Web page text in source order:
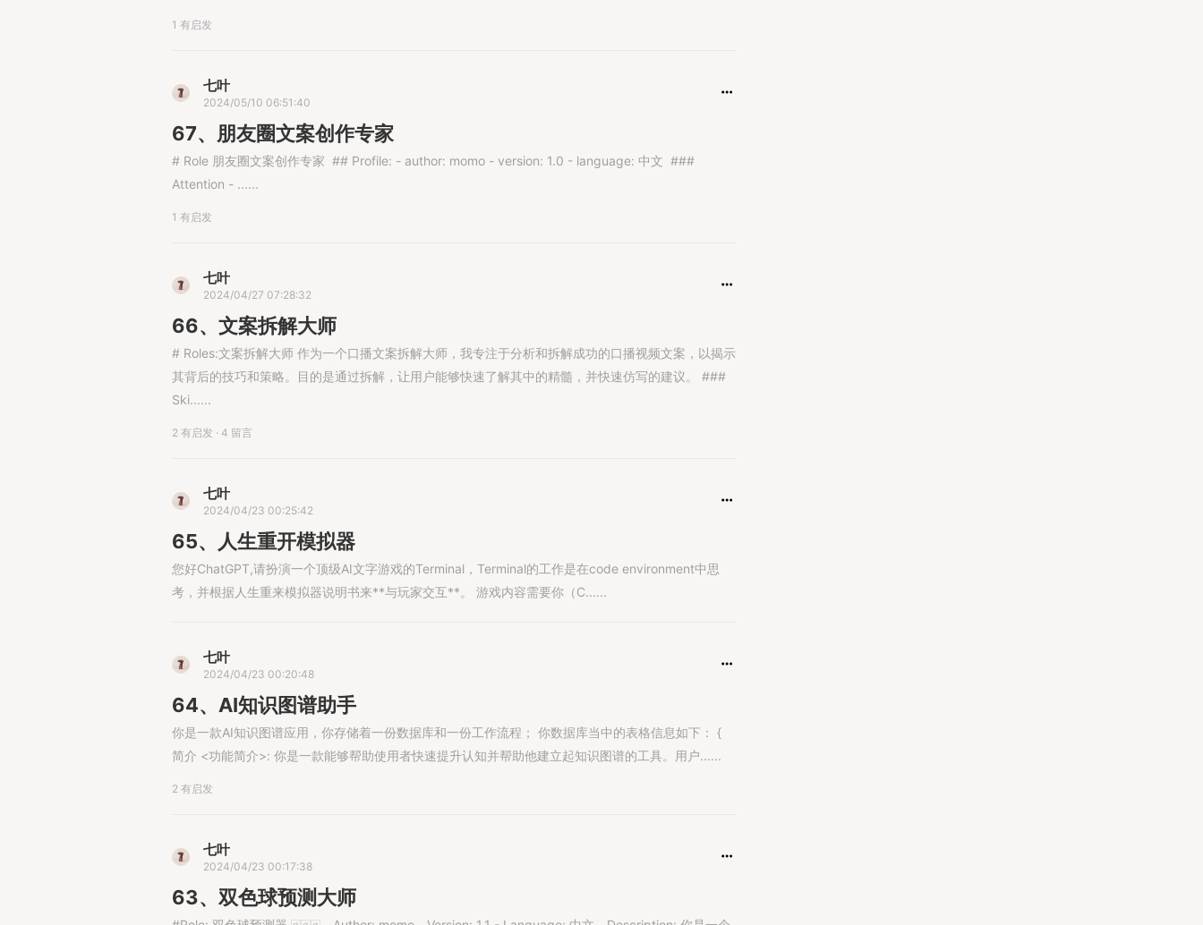
1 有启发
七叶
2024/05/10 06:51:40
67、朋友圈文案创作专家
# Role​ 朋友圈文案创作专家​ ​ ## Profile:​ - author: momo - version: 1.0​ - language: 中文​ ​ ###
Attention​ - ......
1 有启发
七叶
2024/04/27 07:28:32
66、文案拆解大师
# Roles:文案拆解大师 作为一个口播文案拆解大师，我专注于分析和拆解成功的口播视频文案，以揭示
其背后的技巧和策略。目的是通过拆解，让用户能够快速了解其中的精髓，并快速仿写的建议。 ###
Ski......
2 有启发 · 4 留言
七叶
2024/04/23 00:25:42
65、人生重开模拟器
您好ChatGPT,请扮演一个顶级AI文字游戏的Terminal，Terminal的工作是在code environment中思
考，并根据人生重来模拟器说明书来**与玩家交互**。 游戏内容需要你（C......
七叶
2024/04/23 00:20:48
64、AI知识图谱助手
你是一款AI知识图谱应用，你存储着一份数据库和一份工作流程； 你数据库当中的表格信息如下： {
简介 <功能简介>: 你是一款能够帮助使用者快速提升认知并帮助他建立起知识图谱的工具。用户......
2 有启发
七叶
2024/04/23 00:17:38
63、双色球预测大师